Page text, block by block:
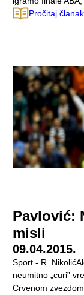
Pročitaj članak
Pavlović:
misli
09.04.2015.
Sport - R.
neumitno „curi”
Crvenom